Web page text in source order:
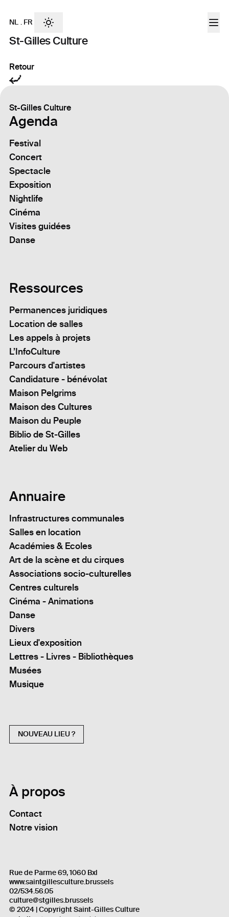
St-Gilles Culture
NL . FR
Retour
St-Gilles Culture
Agenda
Festival
Concert
Spectacle
Exposition
Nightlife
Cinéma
Visites guidées
Danse
Ressources
Permanences juridiques
Location de salles
Les appels à projets
L’InfoCulture
Parcours d'artistes
Candidature - bénévolat
Maison Pelgrims
Maison des Cultures
Maison du Peuple
Biblio de St-Gilles
Atelier du Web
Annuaire
Infrastructures communales
Salles en location
Académies & Ecoles
Art de la scène et du cirques
Associations socio-culturelles
Centres culturels
Cinéma - Animations
Danse
Divers
Lieux d'exposition
Lettres - Livres - Bibliothèques
Musées
Musique
NOUVEAU LIEU ?
À propos
Contact
Notre vision
Rue de Parme 69, 1060 Bxl
www.saintgillesculture.brussels
02/534.56.05
culture@stgilles.brussels
© 2024 | Copyright Saint-Gilles Culture